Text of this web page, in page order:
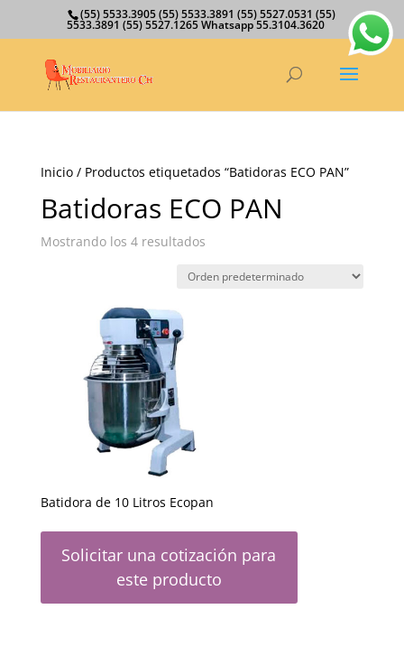
(55) 5533.3905 (55) 5533.3891 (55) 5527.0531 (55)
5533.3891 (55) 5527.1265 Whatsapp 55.3104.3620
Inicio/ Productos etiquetados “Batidoras ECO PAN”
Batidoras ECO PAN
Mostrando los 4 resultados
Batidora de 10 Litros Ecopan
Solicitar una cotización para
este producto